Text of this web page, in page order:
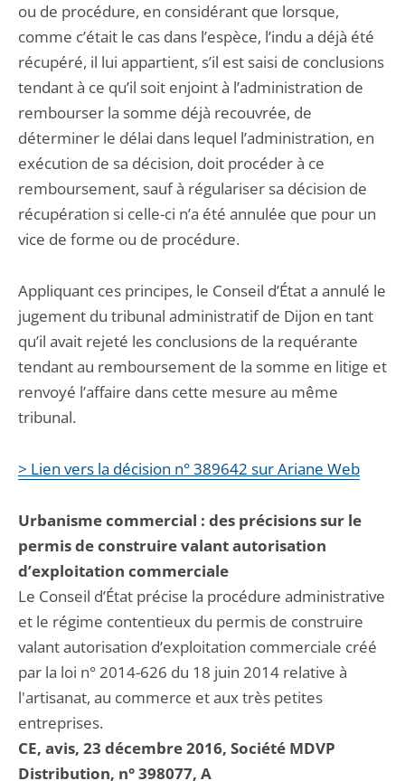
ou de procédure, en considérant que lorsque,
comme c’était le cas dans l’espèce, l’indu a déjà été
récupéré, il lui appartient, s’il est saisi de conclusions
tendant à ce qu’il soit enjoint à l’administration de
rembourser la somme déjà recouvrée, de
déterminer le délai dans lequel l’administration, en
exécution de sa décision, doit procéder à ce
remboursement, sauf à régulariser sa décision de
récupération si celle-ci n’a été annulée que pour un
vice de forme ou de procédure.
Appliquant ces principes, le Conseil d’État a annulé le
jugement du tribunal administratif de Dijon en tant
qu’il avait rejeté les conclusions de la requérante
tendant au remboursement de la somme en litige et
renvoyé l’affaire dans cette mesure au même
tribunal.
> Lien vers la décision n° 389642 sur Ariane Web
Urbanisme commercial : des précisions sur le
permis de construire valant autorisation
d’exploitation commerciale
Le Conseil d’État précise la procédure administrative
et le régime contentieux du permis de construire
valant autorisation d’exploitation commerciale créé
par la loi n° 2014-626 du 18 juin 2014 relative à
l'artisanat, au commerce et aux très petites
entreprises.
CE, avis, 23 décembre 2016, Société MDVP
Distribution, n° 398077, A